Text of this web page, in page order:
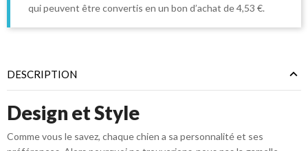
qui peuvent être convertis en un bon d’achat de4,53 €.
DESCRIPTION
Design et Style
Comme vous le savez, chaque chien a sa personnalité et ses